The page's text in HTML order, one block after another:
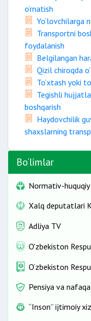
o‘rnatish
Yo‘lovchilarga
Transportni
foydalanish
Belgilangan
Qizil chiroqda
To‘xtash yoki
Tegishli
boshqarish
Haydovchilik
shaxslarning
Bo‘limlar
Normativ-
Xalq deputatlari
Adliya TV
O'zbekiston
O‘zbekiston
Pensiya va
“Inson” ijtimoiy